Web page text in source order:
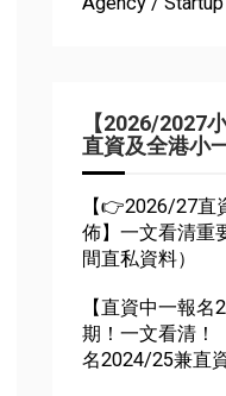
【2026/2027
直資及全港小
【👉2026/27直
佈】一文看清重
間直私資料）
【直資中一報
期！一文看清！
名2024/25兼直